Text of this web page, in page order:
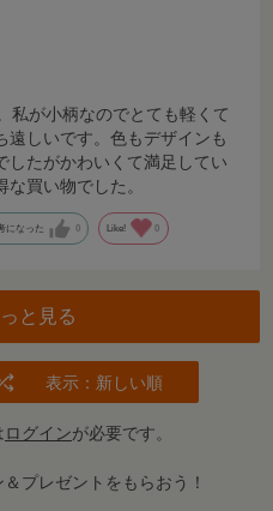
私が小柄なのでとても軽くて
遠しいです。色もデザインも
したがかわいくて満足してい
買い物でした。
になった 0 Like! 0
と見る
表示：新しい順
ログインが必要です。
プレゼントをもらおう！